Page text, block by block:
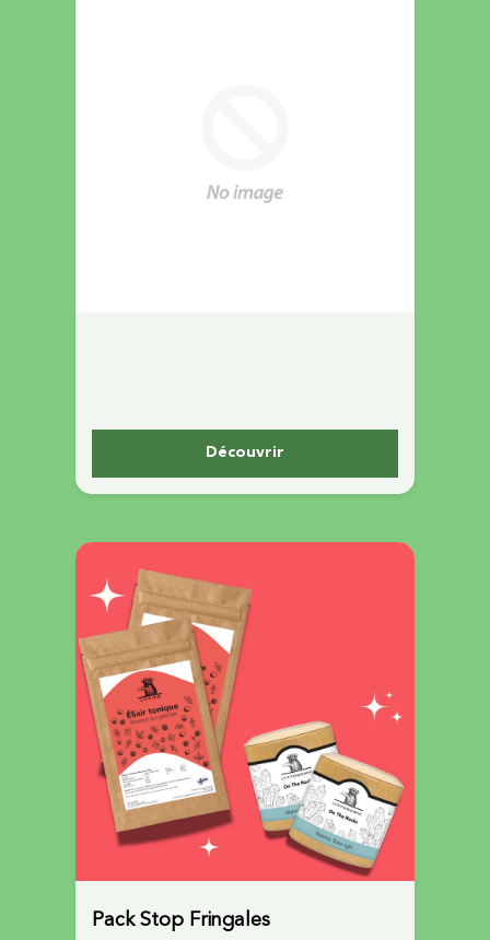
Découvrir
Pack Stop Fringales